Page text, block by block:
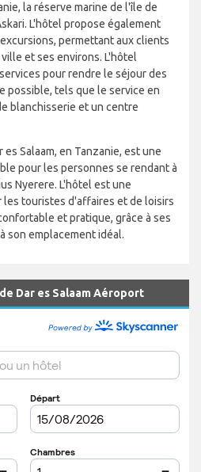
la réserve marine de l'île de
L'hôtel propose également
permettant aux clients
et ses environs. L'hôtel
pour rendre le séjour des
possible, tels que le service en
blanchisserie et un centre
Salaam, en Tanzanie, est une
pour les personnes se rendant à
Nyerere. L'hôtel est une
touristes d'affaires et de loisirs
et pratique, grâce à ses
son emplacement idéal.
Dar es Salaam Aéroport